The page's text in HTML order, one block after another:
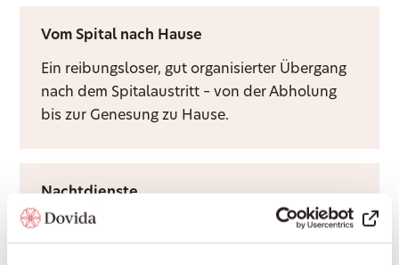
Vom Spital nach Hause
Ein reibungsloser, gut organisierter Übergang
nach dem Spitalaustritt – von der Abholung
bis zur Genesung zu Hause.
Nachtdienste
Ruhige Nächte für Sie und Ihre Angehörigen –